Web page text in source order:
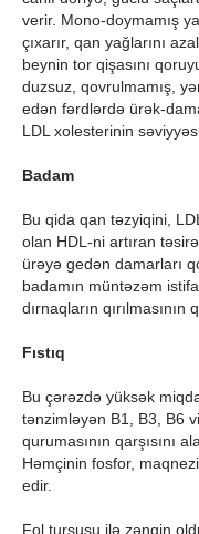
verir. Mono-doymamış
çıxarır, qan yağlarını
beynin tor qişasını
duzsuz, qovrulmamış,
edən fərdlərdə ürək-
LDL xolesterinin
Badam
Bu qida qan təzyiqini,
olan HDL-ni artıran
ürəyə gedən damarları
badamın müntəzəm
dırnaqların qırılmasının
Fıstıq
Bu çərəzdə yüksək
tənzimləyən B1, B3, B6
qurumasının qarşısını
Həmçinin fosfor,
edir.
Fol turşusu ilə zəngin